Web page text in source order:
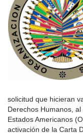
solicitud que hicieran
Derechos Humanos,
Estados Americanos
activación de la Carta